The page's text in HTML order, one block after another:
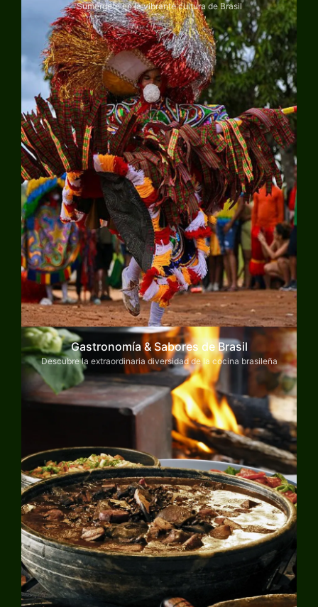
Sumérgete en la vibrante cultura de Brasil
Explorar
Gastronomía & Sabores de Brasil
Descubre la extraordinaria diversidad de la cocina brasileña
Explorar